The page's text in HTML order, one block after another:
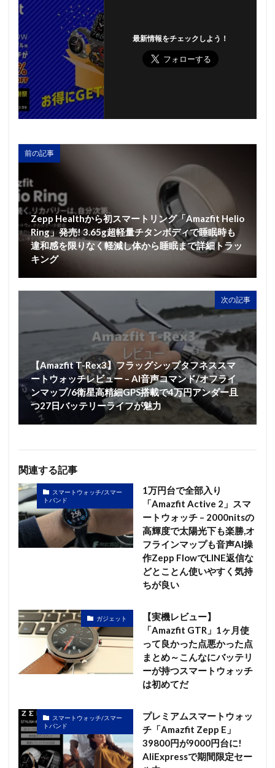
最新情報をチェックしよう！
前の記事
Zepp Healthから初スマートリング「Amazfit Helio
Ring」発売! 3.65g超軽量チタンボディで睡眠時も
違和感を限りなく軽減し体から睡眠まで詳細トラッ
キング
次の記事
【Amazfit T-Rex3】フラッグシップタフネススマ
ートウォッチレビュー – AI音声コマンド/オフライ
ンマップ/6衛星高精細GPS搭載で4万円アンダー且
つ27日バッテリーライフが魅力
関連する記事
スマートウォッチ/スマー
トバンド
1万円台で全部入り
「Amazfit Active 2」スマ
ートウォッチ – 2000nitsの
高輝度で太陽光下も楽勝,オ
フラインマップも音声AI操
作Zepp FlowでLINE返信な
どとことん使いやすく気持
ちが良い
ガジェット
【実機レビュー】
「Amazfit GTR」1ヶ月使
って良かった点悪かった点
まとめ～こんなにバッテリ
ーが持つスマートウォッチ
は初めてだ
スマートウォッチ/スマー
トバンド
プレミアムスマートウォッ
チ「Amazfit Zepp E」
39800円が9000円台に!
AliExpressで期間限定セー